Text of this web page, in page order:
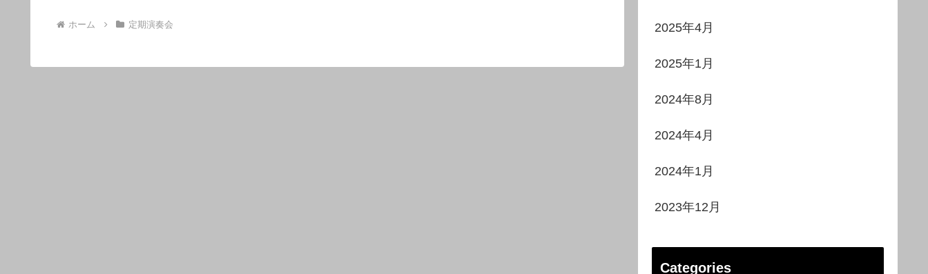
ホーム 定期演奏会 2025年4月
2025年1月
2024年8月
2024年4月
2024年1月
2023年12月
Categories